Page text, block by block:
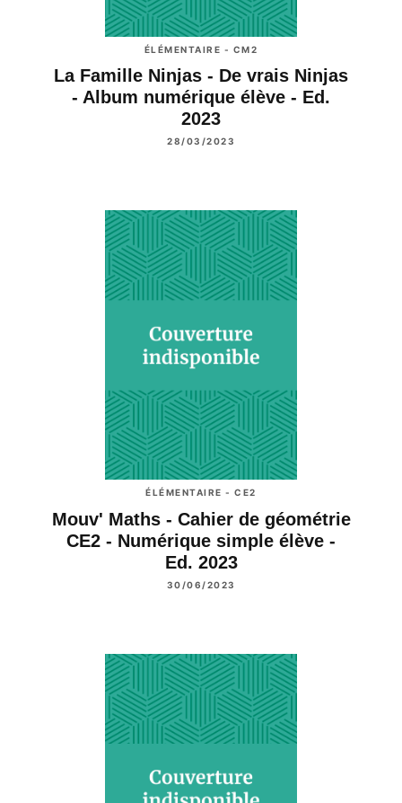
ÉLÉMENTAIRE - CM2
La Famille Ninjas - De vrais Ninjas
- Album numérique élève - Ed.
2023
28/03/2023
ÉLÉMENTAIRE - CE2
Mouv' Maths - Cahier de géométrie
CE2 - Numérique simple élève -
Ed. 2023
30/06/2023